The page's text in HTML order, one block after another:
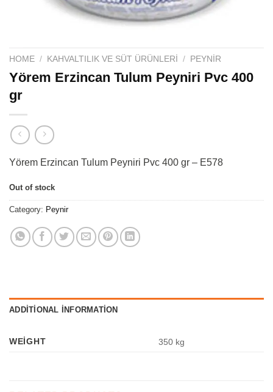
HOME / KAHVALTILIK VE SÜT ÜRÜNLERI / PEYNIR
Yörem Erzincan Tulum Peyniri Pvc 400
gr
Yörem Erzincan Tulum Peyniri Pvc 400 gr – E578
Out of stock
Category: Peynir
ADDITIONAL INFORMATION
WEIGHT 350 kg